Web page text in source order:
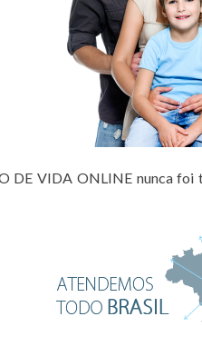
DE VIDA ONLINE nunca